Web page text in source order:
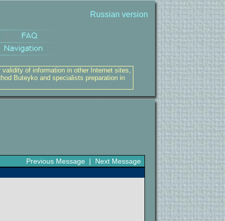
Russian version
of information in other Internet sites,
Buteyko and specialists preparation in
Previous Message | Next Message